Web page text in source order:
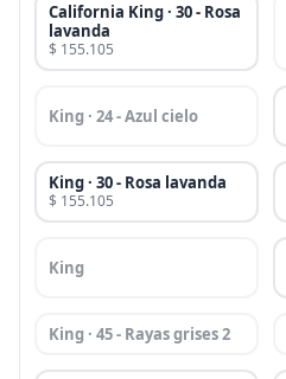
California King · 30 - Rosa
lavanda
$ 155.105
King · 24 - Azul cielo
King · 30 - Rosa lavanda
$ 155.105
King
King · 45 - Rayas grises 2